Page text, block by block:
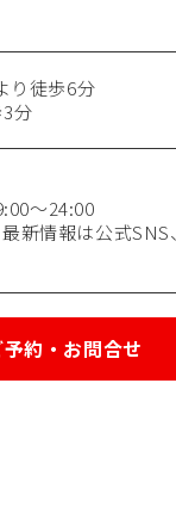
り徒歩6分
分
～24:00
新情報は公式SNS、
予約・お問合せ